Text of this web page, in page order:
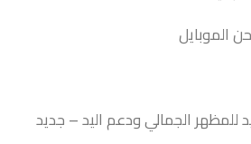
الموبايل
للمظهر الجمالي ودعم اليد – جديد